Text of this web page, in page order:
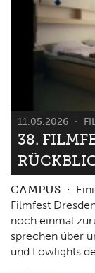
11.05.2026
38.
CAMPUS
Filmfest
noch einmal
sprechen über
und Lowlights